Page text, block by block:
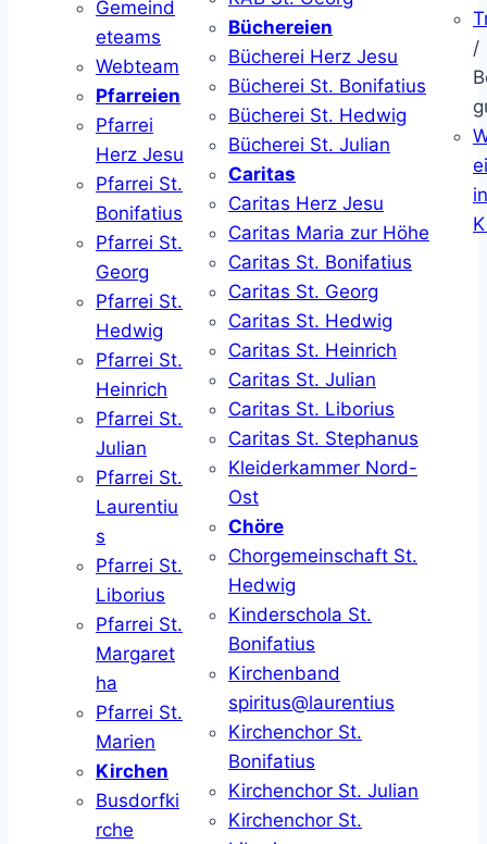
Gemeind
eteams
Webteam
Pfarreien
Pfarrei
Herz Jesu
Pfarrei St.
Bonifatius
Pfarrei St.
Georg
Pfarrei St.
Hedwig
Pfarrei St.
Heinrich
Pfarrei St.
Julian
Pfarrei St.
Laurentiu
s
Pfarrei St.
Liborius
Pfarrei St.
Margaret
ha
Pfarrei St.
Marien
Kirchen
Busdorfki
rche
Büchereien
Bücherei Herz Jesu
Bücherei St. Bonifatius
Bücherei St. Hedwig
Bücherei St. Julian
Caritas
Caritas Herz Jesu
Caritas Maria zur Höhe
Caritas St. Bonifatius
Caritas St. Georg
Caritas St. Hedwig
Caritas St. Heinrich
Caritas St. Julian
Caritas St. Liborius
Caritas St. Stephanus
Kleiderkammer Nord-
Ost
Chöre
Chorgemeinschaft St.
Hedwig
Kinderschola St.
Bonifatius
Kirchenband
spiritus@laurentius
Kirchenchor St.
Bonifatius
Kirchenchor St. Julian
Kirchenchor St.
/